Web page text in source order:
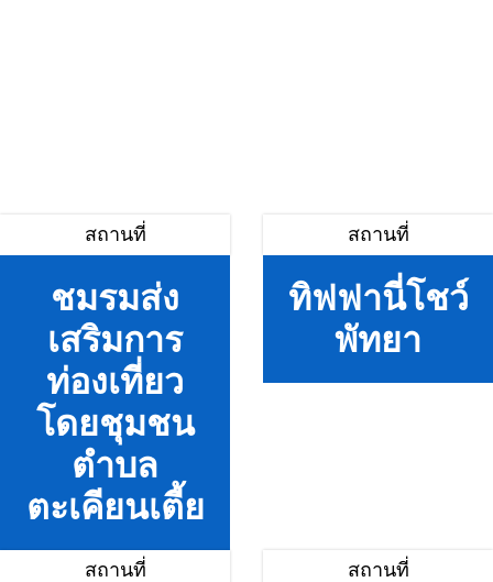
สถานที่
ชมรมส่ง
เสริมการ
ท่องเที่ยว
โดยชุมชน
ตำบล
ตะเคียนเตี้ย
สถานที่
ทิฟฟานี่โชว์
พัทยา
สถานที่ สถานที่